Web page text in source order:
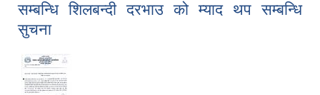
सम्बन्धि शिलबन्दी दरभाउ को म्याद थप सम्बन्धि
सुचना